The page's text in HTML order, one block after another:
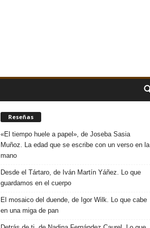
Reseñas
«El tiempo huele a papel», de Joseba Sasia
Muñoz. La edad que se escribe con un verso en la
mano
Desde el Tártaro, de Iván Martín Yáñez. Lo que
guardamos en el cuerpo
El mosaico del duende, de Igor Wilk. Lo que cabe
en una miga de pan